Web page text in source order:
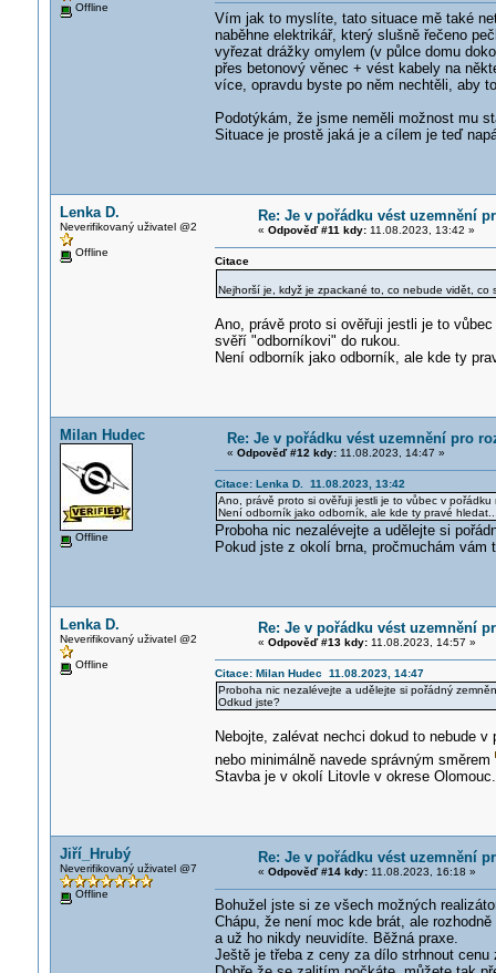
Offline
Vím jak to myslíte, tato situace mě také
naběhne elektrikář, který slušně řečeno
vyřezat drážky omylem (v půlce domu
přes betonový věnec + vést kabely na
více, opravdu byste po něm nechtěli, aby
Podotýkám, že jsme neměli možnost mu
Situace je prostě jaká je a cílem je teď
Lenka D.
Neverifikovaný uživatel @2
Offline
Re: Je v pořádku vést uzemnění
« Odpověď #11 kdy:11.08.2023, 13:42 »
Citace
Nejhorší je, když je zpackané to, co nebude vidět,
Ano, právě proto si ověřuji jestli je to
svěří "odborníkovi" do rukou.
Není odborník jako odborník, ale kde ty
Milan Hudec
Offline
Re: Je v pořádku vést uzemnění pro
« Odpověď #12 kdy:11.08.2023, 14:47 »
Citace: Lenka D. 11.08.2023, 13:42
Ano, právě proto si ověřuji jestli je to vůbec v
Není odborník jako odborník, ale kde ty pravé
Proboha nic nezalévejte a udělejte si
Pokud jste z okolí brna, pročmuchám vám
Lenka D.
Neverifikovaný uživatel @2
Offline
Re: Je v pořádku vést uzemnění
« Odpověď #13 kdy:11.08.2023, 14:57 »
Citace: Milan Hudec 11.08.2023, 14:47
Proboha nic nezalévejte a udělejte si pořádný
Odkud jste?
Nebojte, zalévat nechci dokud to nebude
nebo minimálně navede správným směrem
Stavba je v okolí Litovle v okrese Olomouc.
Jiří_Hrubý
Neverifikovaný uživatel @7
Offline
Re: Je v pořádku vést uzemnění
« Odpověď #14 kdy:11.08.2023, 16:18 »
Bohužel jste si ze všech možných
Chápu, že není moc kde brát, ale
a už ho nikdy neuvidíte. Běžná praxe.
Ještě je třeba z ceny za dílo strhnout